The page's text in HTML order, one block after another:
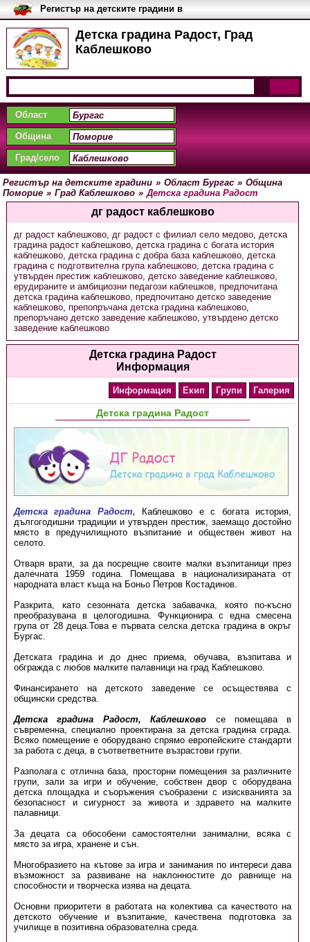
Детска градина Радост, Град
Каблешково
Регистър на детските градини в
България
Област
Община
Град/село
Регистър на детските градини » Област Бургас » Община
Поморие » Град Каблешково » Детска градина Радост
дг радост каблешково
дг радост каблешково, дг радост с филиал село медово, детска
градина радост каблешково, детска градина с богата история
каблешково, детска градина с добра база каблешково, детска
градина с подготвителна група каблешково, детска градина с
утвърден престиж каблешково, детско заведение каблешково,
ерудираните и амбициозни педагози каблешков, предпочитана
детска градина каблешково, предпочитано детско заведение
каблешково, препопръчана детска градина каблешково,
препоръчано детско заведение каблешково, утвърдено детско
заведение каблешково
Детска градина Радост
Информация
Информация Екип Групи Галерия
Детска градина Радост
Детска градина Радост, Каблешково е с богата история,
дългогодишни традиции и утвърден престиж, заемащо достойно
място в предучилищното възпитание и обществен живот на
селото.
Отваря врати, за да посрещне своите малки възпитаници през
далечната 1959 година. Помещава в национализираната от
народната власт къща на Боньо Петров Костадинов.
Разкрита, като сезонната детска забавачка, която по-късно
преобразувана в целогодишна. Функционира с една смесена
група от 28 деца.Това е първата селска детска градина в окръг
Бургас.
Детската градина и до днес приема, обучава, възпитава и
обгражда с любов малките палавници на град Каблешково.
Финансирането на детското заведение се осъществява с
общински средства.
Детска градина Радост, Каблешково се помещава в
съвременна, специално проектирана за детска градина сграда.
Всяко помещение е оборудвано спрямо европейските стандарти
за работа с деца, в съответветните възрастови групи.
Разполага с отлична база, просторни помещения за различните
групи, зали за игри и обучение, собствен двор с оборудвана
детска площадка и съоръжения съобразени с изискванията за
безопасност и сигурност за живота и здравето на малките
палавници.
За децата са обособени самостоятелни занимални, всяка с
място за игра, хранене и сън.
Многобразието на кътове за игра и занимания по интереси дава
възможност за развиване на наклонностите до равнище на
способности и творческа изява на децата.
Основни приоритети в работата на колектива са качеството на
детското обучение и възпитание, качествена подготовка за
училище в позитивна образователна среда.